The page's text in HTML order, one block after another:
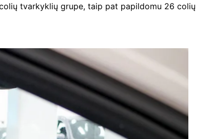
tvarkyklių grupe, taip pat papildomu 26 colių